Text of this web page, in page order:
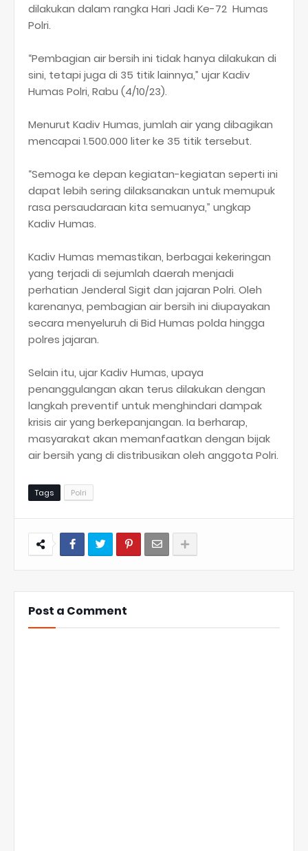
dilakukan dalam rangka Hari Jadi Ke-72 Humas
Polri.
“Pembagian air bersih ini tidak hanya dilakukan di
sini, tetapi juga di 35 titik lainnya,” ujar Kadiv
Humas Polri, Rabu (4/10/23).
Menurut Kadiv Humas, jumlah air yang dibagikan
mencapai 1.500.000 liter ke 35 titik tersebut.
“Semoga ke depan kegiatan-kegiatan seperti ini
dapat lebih sering dilaksanakan untuk memupuk
rasa persaudaraan kita semuanya,” ungkap
Kadiv Humas.
Kadiv Humas memastikan, berbagai kekeringan
yang terjadi di sejumlah daerah menjadi
perhatian Jenderal Sigit dan jajaran Polri. Oleh
karenanya, pembagian air bersih ini diupayakan
secara menyeluruh di Bid Humas polda hingga
polres jajaran.
Selain itu, ujar Kadiv Humas, upaya
penanggulangan akan terus dilakukan dengan
langkah preventif untuk menghindari dampak
krisis air yang berkepanjangan. Ia berharap,
masyarakat akan memanfaatkan dengan bijak
air bersih yang di distribusikan oleh anggota Polri.
Tags Polri
Post a Comment